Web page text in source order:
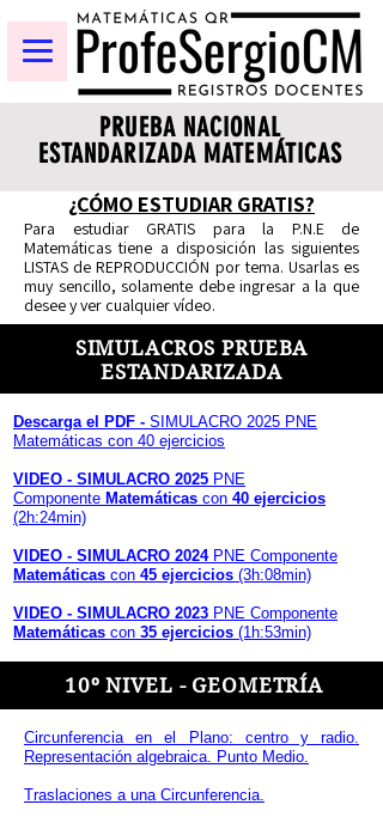
PRUEBA NACIONAL
ESTANDARIZADA MATEMÁTICAS
¿CÓMO ESTUDIAR GRATIS?
Para estudiar GRATIS para la P.N.E de
Matemáticas tiene a disposición las siguientes
LISTAS de REPRODUCCIÓN por tema. Usarlas es
muy sencillo, solamente debe ingresar a la que
desee y ver cualquier vídeo.
SIMULACROS PRUEBA
ESTANDARIZADA
Descarga el PDF - SIMULACRO 2025 PNE
Matemáticas con 40 ejercicios
VIDEO - SIMULACRO 2025 PNE
Componente Matemáticas con 40 ejercicios
(2h:24min)​
VIDEO - SIMULACRO 2024 PNE Componente
Matemáticas con 45 ejercicios (3h:08min)​
VIDEO - SIMULACRO 2023 PNE Componente
Matemáticas con 35 ejercicios (1h:53min)​
10º NIVEL - GEOMETRÍA
Circunferencia en el Plano: centro y radio.
Representación algebraica. Punto Medio.​
Traslaciones a una Circunferencia.